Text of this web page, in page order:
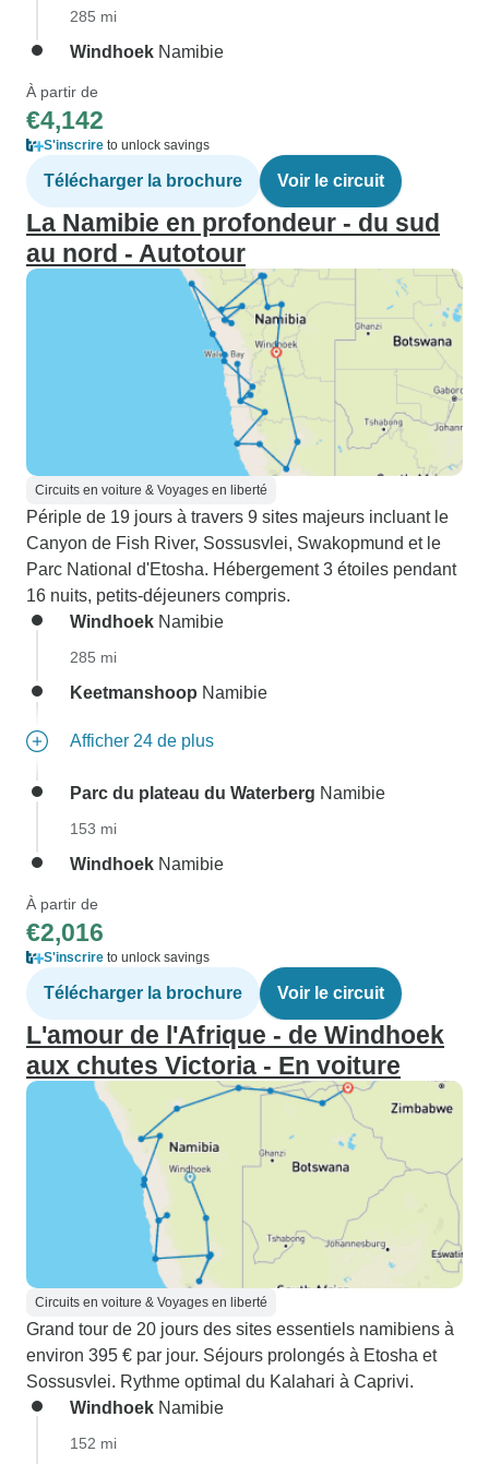
285 mi
Windhoek Namibie
À partir de
€4,142
S'inscrire to unlock savings
Télécharger la brochure Voir le circuit
La Namibie en profondeur - du sud
au nord - Autotour
Circuits en voiture & Voyages en liberté
Périple de 19 jours à travers 9 sites majeurs incluant le
Canyon de Fish River, Sossusvlei, Swakopmund et le
Parc National d'Etosha. Hébergement 3 étoiles pendant
16 nuits, petits-déjeuners compris.
Windhoek Namibie
285 mi
Keetmanshoop Namibie
Afficher 24 de plus
Parc du plateau du Waterberg Namibie
153 mi
Windhoek Namibie
À partir de
€2,016
S'inscrire to unlock savings
Télécharger la brochure Voir le circuit
L'amour de l'Afrique - de Windhoek
aux chutes Victoria - En voiture
Circuits en voiture & Voyages en liberté
Grand tour de 20 jours des sites essentiels namibiens à
environ 395 € par jour. Séjours prolongés à Etosha et
Sossusvlei. Rythme optimal du Kalahari à Caprivi.
Windhoek Namibie
152 mi